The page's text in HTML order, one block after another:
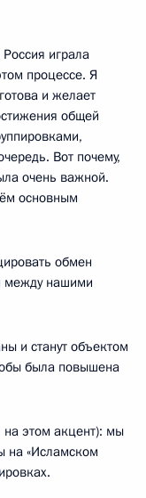
играла
процессе. Я
и желает
общей
Вот почему,
очень важной.
основным
обмен
между нашими
и станут объектом
была повышена
на этом акцент): мы
на «Исламском